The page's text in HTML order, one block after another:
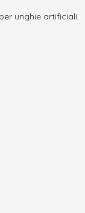
unghie artificiali.